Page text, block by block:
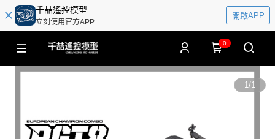
千喆遙控模型
立刻使用官方APP
開啟APP
0
1/1